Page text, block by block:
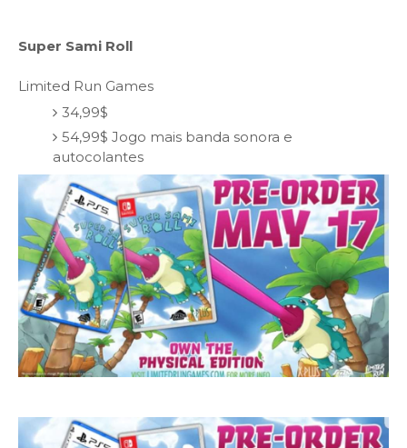
Super Sami Roll
Limited Run Games
34,99$
54,99$ Jogo mais banda sonora e
autocolantes